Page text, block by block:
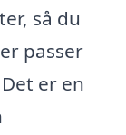
så du
passer
er en